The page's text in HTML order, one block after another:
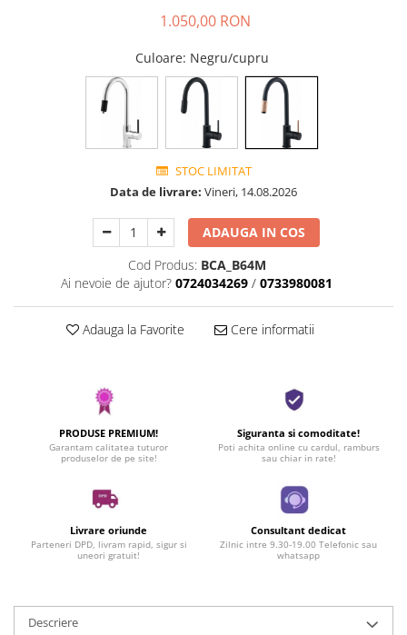
1.050,00 RON
Culoare: Negru/cupru
STOC LIMITAT
Data de livrare: Vineri, 14.08.2026
ADAUGA IN COS
Cod Produs: BCA_B64M
Ai nevoie de ajutor? 0724034269 / 0733980081
Adauga la Favorite Cere informatii
PRODUSE PREMIUM!
Garantam calitatea tuturor
produselor de pe site!
Siguranta si comoditate!
Poti achita online cu cardul, ramburs
sau chiar in rate!
Livrare oriunde
Parteneri DPD, livram rapid, sigur si
uneori gratuit!
Consultant dedicat
Zilnic intre 9.30-19.00 Telefonic sau
whatsapp
Descriere